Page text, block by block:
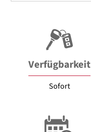
Verfügbarkeit
Sofort